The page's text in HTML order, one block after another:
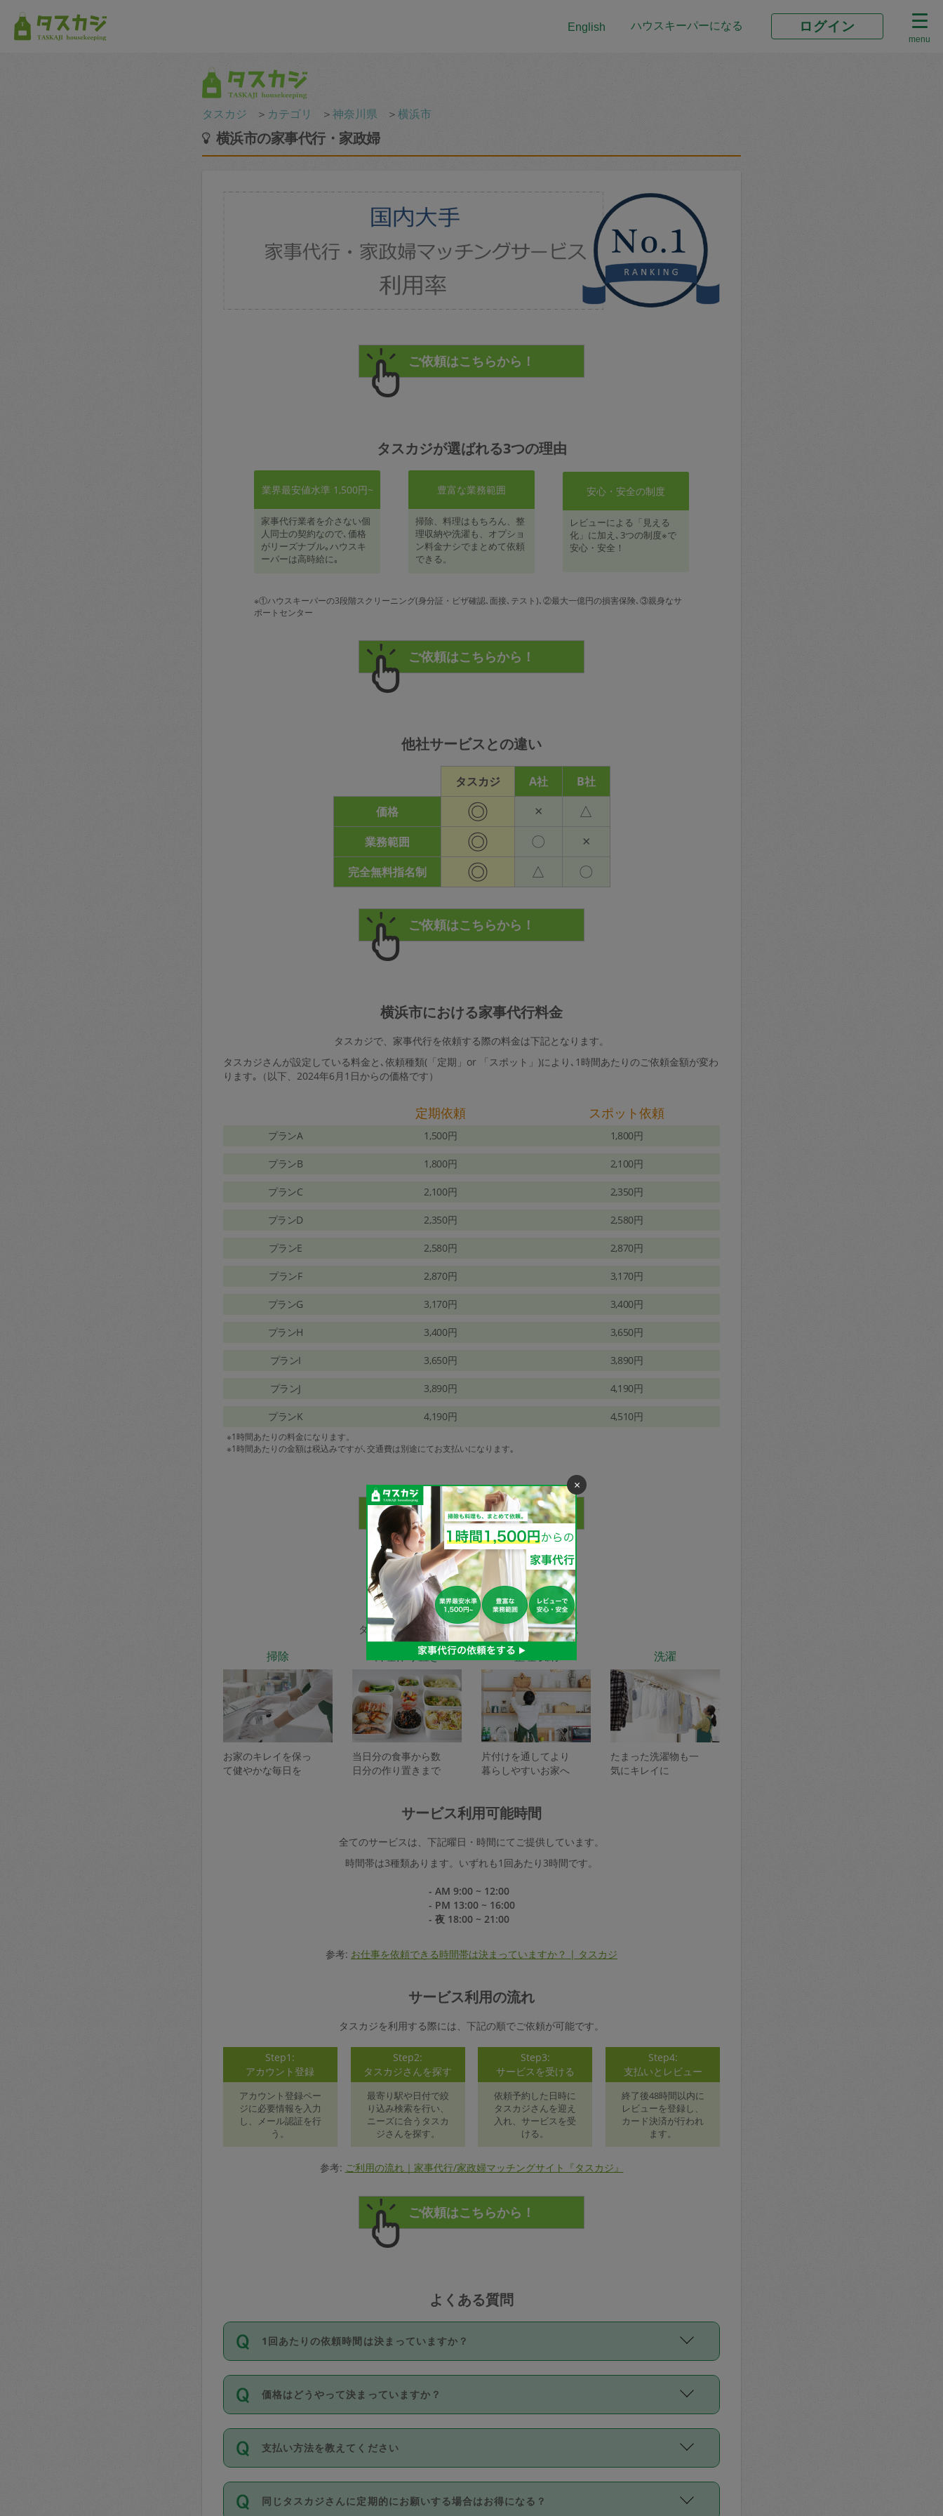
English ハウスキーパーになる ログイン
menu
タスカジ ＞ カテゴリ ＞神奈川県 ＞横浜市
横浜市の家事代行・家政婦
タスカジが選ばれる3つの理由
業界最安値水準 1,500円~
家事代行業者を介さない個
人同士の契約なので､価格
がリーズナブル｡ハウスキ
ーパーは高時給に｡
豊富な業務範囲
掃除、料理はもちろん、整
理収納や洗濯も、オプショ
ン料金ナシでまとめて依頼
できる。
安心・安全の制度
レビューによる「見える
化」に加え､3つの制度※で
安心・安全！
※①ハウスキーパーの3段階スクリーニング(身分証・ビザ確認､面接､テスト)､②最大一億円の損害保険､③親身なサ
ポートセンター
他社サービスとの違い
タスカジ A社
B社
価格
◎ × △
業務範囲 ◎ 〇 ×
完全無料指名制 ◎ △ 〇
横浜市における家事代行料金
タスカジで、家事代行を依頼する際の料金は下記となります。
タスカジさんが設定している料金と､依頼種類(「定期」or 「スポット」)により､1時間あたりのご依頼金額が変わ
ります｡（以下、2024年6月1日からの価格です）
定期依頼 スポット依頼
プランA 1,500円 1,800円
プランB 1,800円 2,100円
プランC 2,100円 2,350円
プランD 2,350円 2,580円
プランE 2,580円 2,870円
プランF 2,870円 3,170円
プランG 3,170円 3,400円
プランH 3,400円 3,650円
プランI 3,650円 3,890円
プランJ 3,890円 4,190円
プランK 4,190円 4,510円
※1時間あたりの料金になります。
※1時間あたりの金額は税込みですが､交通費は別途にてお支払いになります｡
家事代行サービスの種類
タスカジで依頼できるサービスは下記となります。
掃除
お家のキレイを保っ
て健やかな毎日を
料理作り置き
当日分の食事から数
日分の作り置きまで
整理収納
片付けを通してより
暮らしやすいお家へ
洗濯
たまった洗濯物も一
気にキレイに
サービス利用可能時間
全てのサービスは、下記曜日・時間にてご提供しています。
時間帯は3種類あります。いずれも1回あたり3時間です。
- AM 9:00 ~ 12:00
- PM 13:00 ~ 16:00
- 夜 18:00 ~ 21:00
参考: お仕事を依頼できる時間帯は決まっていますか？ | タスカジ
サービス利用の流れ
タスカジを利用する際には、下記の順でご依頼が可能です。
Step1:
アカウント登録
アカウント登録ペー
ジに必要情報を入力
し、メール認証を行
う。
Step2:
タスカジさんを探す
最寄り駅や日付で絞
り込み検索を行い、
ニーズに合うタスカ
ジさんを探す。
Step3:
サービスを受ける
依頼予約した日時に
タスカジさんを迎え
入れ、サービスを受
ける。
Step4:
支払いとレビュー
終了後48時間以内に
レビューを登録し、
カード決済が行われ
ます。
参考: ご利用の流れ｜家事代行/家政婦マッチングサイト『タスカジ』
よくある質問
1回あたりの依頼時間は決まっていますか？
依頼1回につき3時間固定です。3時間を超えて依頼したい場合は、延長機能をご利用くださ
い。機能をご利用いただくには、タスカジさんに事前に相談し、合意の上事前申請すること
が必要です。なお、3時間を下回っても、値引き等はございません。
価格はどうやって決まっていますか？
11種類の価格帯の中からタスカジさん自身が価格を選んで設定しています。
タスカジさんの価格設定には最初は制限があり、レビュー件数、レビューの平均値、などで
除々に設定可能な最高額が上がっていく仕組みになっています。
支払い方法を教えてください
お支払方法はクレジットカード（Visa／Master／JCB／AMERICAN EXPRESS／Diners
Club）のみとなります。
同じタスカジさんに定期的にお願いする場合はお得になる？
×